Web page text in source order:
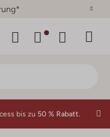
bis zu 50 % Rabatt.